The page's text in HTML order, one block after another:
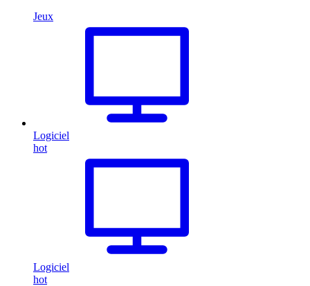
Jeux
Logiciel
hot
Logiciel
hot